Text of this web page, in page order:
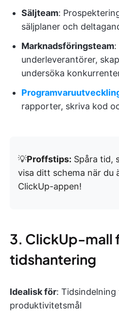
Säljteam:
säljplaner och
Marknadsföringsteam:
underleverantörer,
undersöka
rapporter, skriva kod
💡Proffstips: Spåra tid,
visa ditt schema när du
ClickUp-appen!
3. ClickUp-mall
tidshantering
Idealisk för:
produktivitetsmål